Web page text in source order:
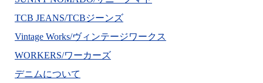
TCB JEANS/TCBジーンズ
Vintage Works/ヴィンテージワークス
WORKERS/ワーカーズ
デニムについて